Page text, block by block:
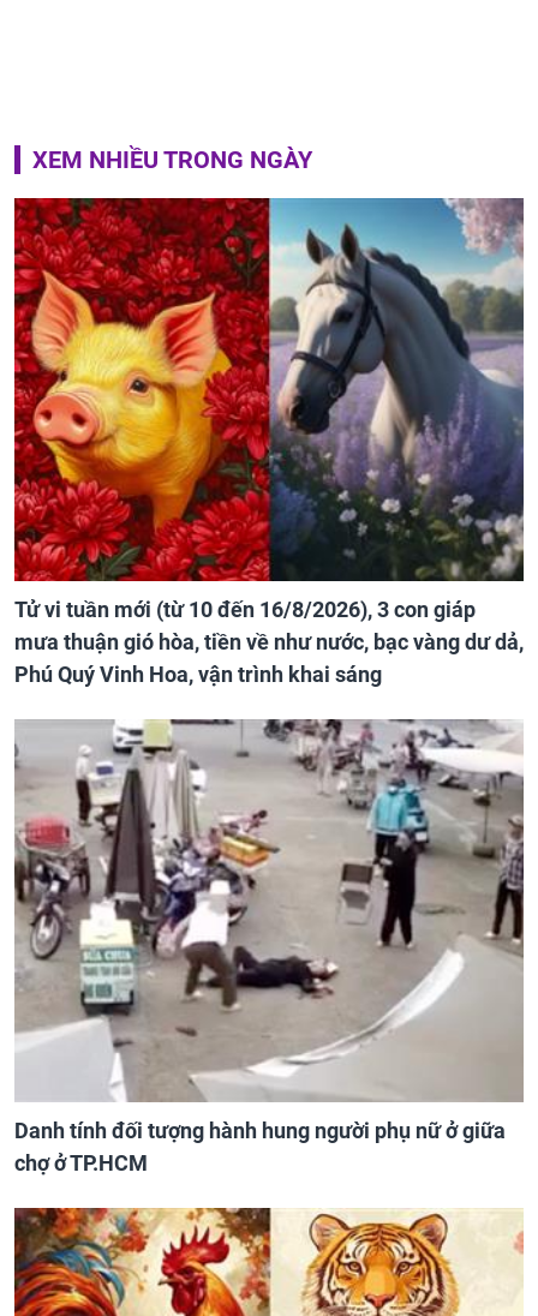
XEM NHIỀU TRONG NGÀY
Tử vi tuần mới (từ 10 đến 16/8/2026), 3 con giáp
mưa thuận gió hòa, tiền về như nước, bạc vàng dư dả,
Phú Quý Vinh Hoa, vận trình khai sáng
Danh tính đối tượng hành hung người phụ nữ ở giữa
chợ ở TP.HCM